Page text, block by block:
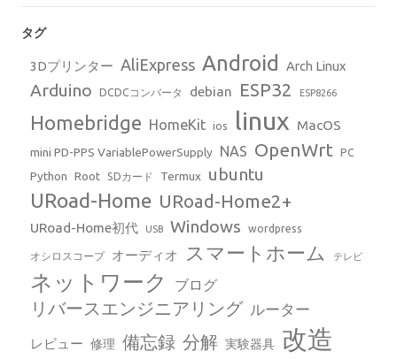
タグ
3Dプリンター AliExpress Android Arch Linux
Arduino DCDCコンバータ debian ESP32 ESP8266
Homebridge HomeKit ios linux MacOS
mini PD-PPS VariablePowerSupply NAS OpenWrt PC
Python Root SDカード Termux ubuntu
URoad-Home URoad-Home2+
URoad-Home初代 USB Windows wordpress
オシロスコープ オーディオ スマートホーム テレビ
ネットワーク ブログ
リバースエンジニアリング ルーター
レビュー 修理 備忘録 分解 実験器具 改造